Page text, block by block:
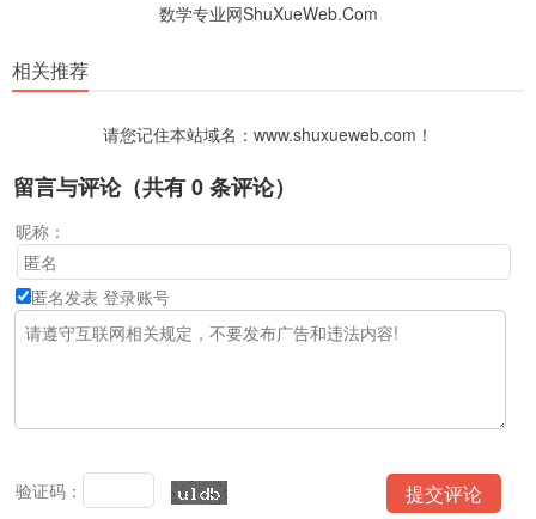
数学专业网ShuXueWeb.Com
相关推荐
请您记住本站域名：www.shuxueweb.com！
留言与评论（共有0条评论）
昵称：
匿名发表 登录账号
验证码：